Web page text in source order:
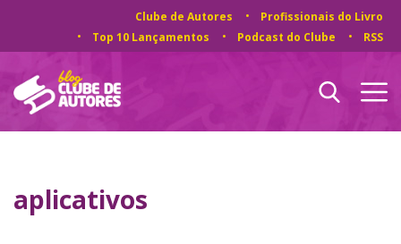
Clube de Autores
Profissionais do Livro
Top 10 Lançamentos
Podcast do Clube RSS
aplicativos